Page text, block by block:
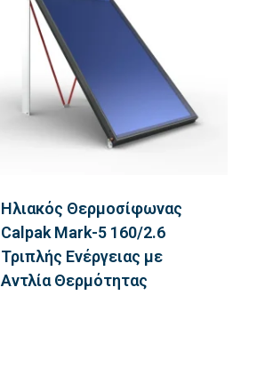
Ηλιακός Θερμοσίφωνας
Calpak Mark-5 160/2.6
Τριπλής Ενέργειας με
Αντλία Θερμότητας